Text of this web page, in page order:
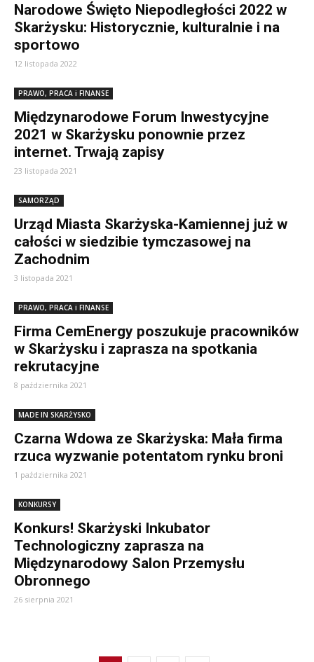
Narodowe Święto Niepodległości 2022 w
Skarżysku: Historycznie, kulturalnie i na
sportowo
12 listopada 2022
PRAWO, PRACA i FINANSE
Międzynarodowe Forum Inwestycyjne
2021 w Skarżysku ponownie przez
internet. Trwają zapisy
23 listopada 2021
SAMORZĄD
Urząd Miasta Skarżyska-Kamiennej już w
całości w siedzibie tymczasowej na
Zachodnim
3 listopada 2021
PRAWO, PRACA i FINANSE
Firma CemEnergy poszukuje pracowników
w Skarżysku i zaprasza na spotkania
rekrutacyjne
8 października 2021
MADE IN SKARŻYSKO
Czarna Wdowa ze Skarżyska: Mała firma
rzuca wyzwanie potentatom rynku broni
1 października 2021
KONKURSY
Konkurs! Skarżyski Inkubator
Technologiczny zaprasza na
Międzynarodowy Salon Przemysłu
Obronnego
26 sierpnia 2021